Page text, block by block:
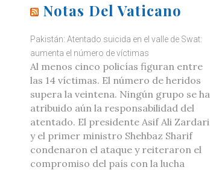
Notas Del Vaticano
Pakistán: Atentado suicida en el valle de Swat:
aumenta el número de víctimas
Al menos cinco policías figuran entre
las 14 víctimas. El número de heridos
supera la veintena. Ningún grupo se ha
atribuido aún la responsabilidad del
atentado. El presidente Asif Ali Zardari
y el primer ministro Shehbaz Sharif
condenaron el ataque y reiteraron el
compromiso del país con la lucha